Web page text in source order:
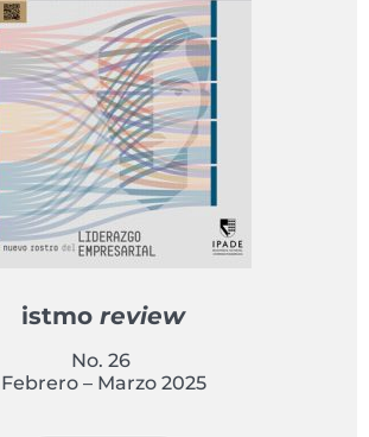
istmo review
No. 26
Febrero – Marzo 2025